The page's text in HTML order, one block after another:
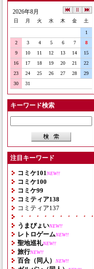
2026年8月
日 月 火 水 木 金 土
1
2
3 4 5 6 7
8
9
10 11 12 13 14
15
16
17 18 19 20 21
22
23
24 25 26 27 28
29
30
31
キーワード検索
注目キーワード
コミケ101 NEW!!
コミケ100
コミケ99
コミティア138
コミティア137
・・・・・・・・・
うまぴょいNEW!!
レトロゲームNEW!!
聖地巡礼NEW!!
旅行NEW!!
百合（同人） NEW!!